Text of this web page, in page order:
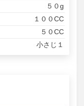
５０g
１００CC
５０CC
小さじ１